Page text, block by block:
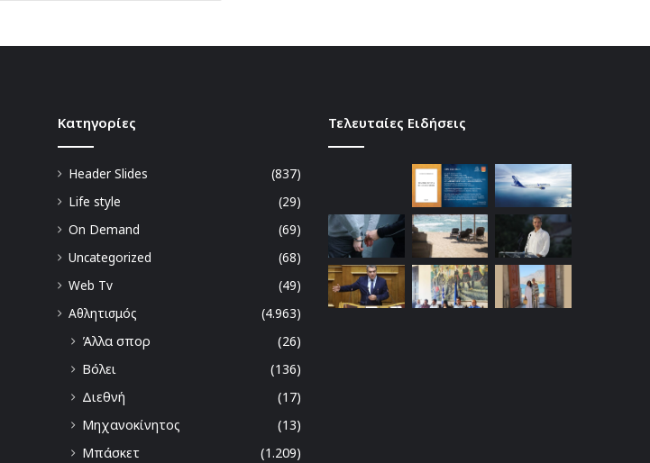
Kατηγορίες
Header Slides
(837)
Life style
(29)
On Demand
(69)
Uncategorized
(68)
Web Tv
(49)
Αθλητισμός
(4.963)
Άλλα σπορ
(26)
Βόλει
(136)
Διεθνή
(17)
Μηχανοκίνητος
(13)
Μπάσκετ
(1.209)
Τελευταίες Ειδήσεις